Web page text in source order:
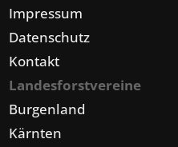
Impressum
Datenschutz
Kontakt
Landesforstvereine
Burgenland
Kärnten